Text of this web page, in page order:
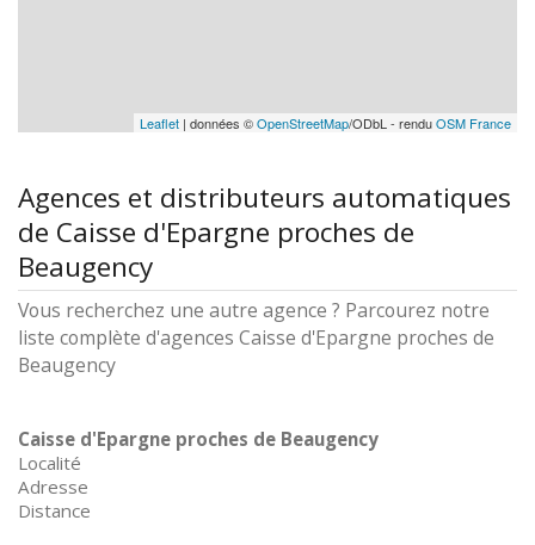
Leaflet | données ©OpenStreetMap/ODbL - renduOSM France
Agences et distributeurs automatiques
de Caisse d'Epargne proches de
Beaugency
Vous recherchez une autre agence ? Parcourez notre
liste complète d'agences Caisse d'Epargne proches de
Beaugency
Caisse d'Epargne proches de Beaugency
Localité
Adresse
Distance